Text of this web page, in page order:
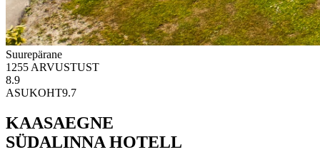
Suurepärane
1255 ARVUSTUST
8.9
ASUKOHT9.7
KAASAEGNE
SÜDALINNA HOTELL